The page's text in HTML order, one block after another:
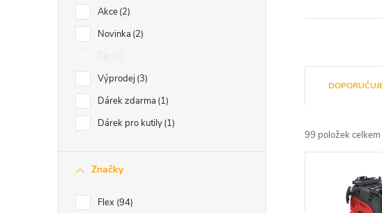
Akce 2
Novinka 2
Výprodej 3
Dárek zdarma 1
Dárek pro kutily 1
Značky
Flex 94
a
z
99 položek celkem